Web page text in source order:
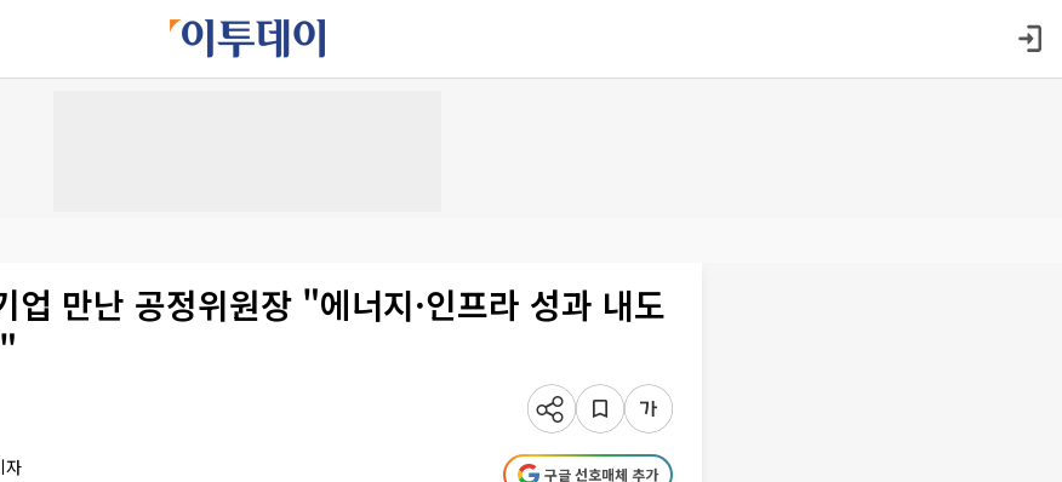
업 만난 공정위원장 "에너지·인프라 성과 내도
자 구글 선호매체 추가